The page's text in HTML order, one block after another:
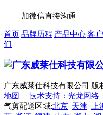
—— 加微信直接沟通
首页 品牌历程 产品中心 客
们
广东威莱仕科技有限公司 版
地图
技术支持：光龙网络
气剪配送区域:北京 天津 上